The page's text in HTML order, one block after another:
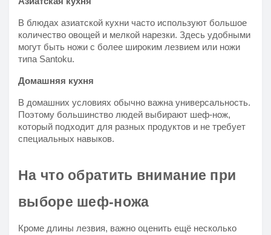
В блюдах азиатской кухни часто используют большое
количество овощей и мелкой нарезки. Здесь удобными
могут быть ножи с более широким лезвием или ножи
типа Santoku.
Домашняя кухня
В домашних условиях обычно важна универсальность.
Поэтому большинство людей выбирают шеф-нож,
который подходит для разных продуктов и не требует
специальных навыков.
На что обратить внимание при
выборе шеф-ножа
Кроме длины лезвия, важно оценить ещё несколько